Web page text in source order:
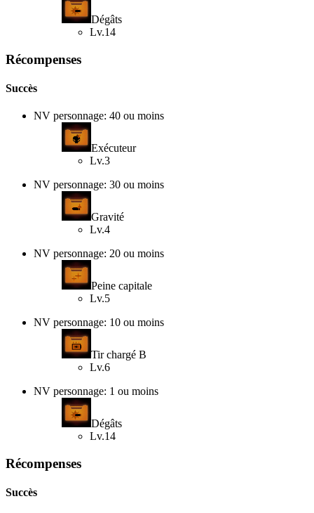
Dégâts
Lv.14
Récompenses
Succès
NV personnage: 40 ou moins
Exécuteur
Lv.3
NV personnage: 30 ou moins
Gravité
Lv.4
NV personnage: 20 ou moins
Peine capitale
Lv.5
NV personnage: 10 ou moins
Tir chargé B
Lv.6
NV personnage: 1 ou moins
Dégâts
Lv.14
Récompenses
Succès